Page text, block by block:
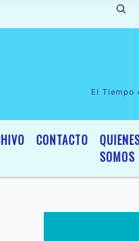
InterÃ©s General y
El Tiempo
CONTACTO
SOMOS